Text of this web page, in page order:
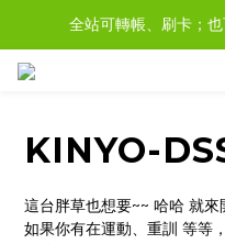
現貨商品，大
全站可轉帳、刷卡；
現貨於非假日３pm
KINYO-
這台胖草也想要~~ 哈哈 就來
如果你有在運動、重訓 等等，